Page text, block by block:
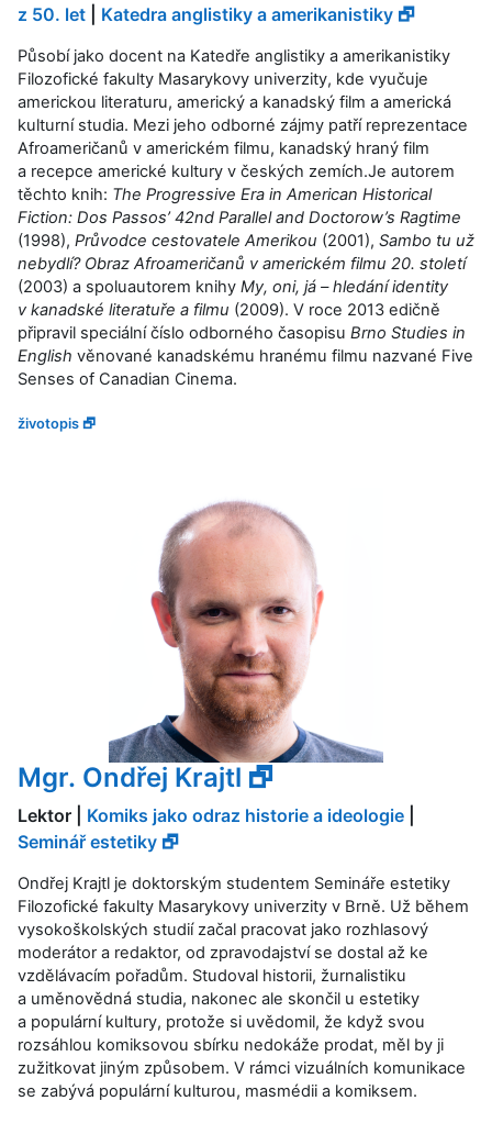
z 50. let
Katedra anglistiky a amerikanistiky 🗗
Působí jako docent na Katedře anglistiky a amerikanistiky
Filozofické fakulty Masarykovy univerzity, kde vyučuje
americkou literaturu, americký a kanadský film a americká
kulturní studia. Mezi jeho odborné zájmy patří reprezentace
Afroameričanů v americkém filmu, kanadský hraný film
a recepce americké kultury v českých zemích.Je autorem
těchto knih: The Progressive Era in American Historical
Fiction: Dos Passos’ 42nd Parallel and Doctorow’s Ragtime
(1998), Průvodce cestovatele Amerikou (2001), Sambo tu už
nebydlí? Obraz Afroameričanů v americkém filmu 20. století
(2003) a spoluautorem knihy My, oni, já – hledání identity
v kanadské literatuře a filmu (2009). V roce 2013 edičně
připravil speciální číslo odborného časopisu Brno Studies in
English věnované kanadskému hranému filmu nazvané Five
Senses of Canadian Cinema.
životopis 🗗
Mgr. Ondřej Krajtl 🗗
Lektor | Komiks jako odraz historie a ideologie
Seminář estetiky 🗗
Ondřej Krajtl je doktorským studentem Semináře estetiky
Filozofické fakulty Masarykovy univerzity v Brně. Už během
vysokoškolských studií začal pracovat jako rozhlasový
moderátor a redaktor, od zpravodajství se dostal až ke
vzdělávacím pořadům. Studoval historii, žurnalistiku
a uměnovědná studia, nakonec ale skončil u estetiky
a populární kultury, protože si uvědomil, že když svou
rozsáhlou komiksovou sbírku nedokáže prodat, měl by ji
zužitkovat jiným způsobem. V rámci vizuálních komunikace
se zabývá populární kulturou, masmédii a komiksem.